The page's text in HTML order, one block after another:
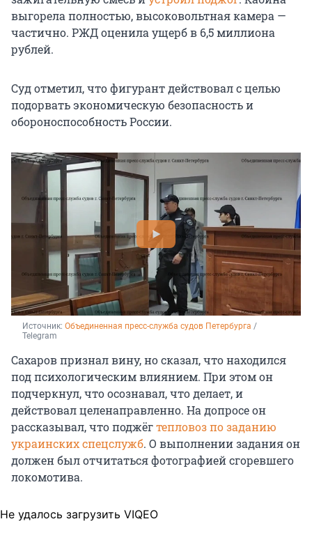
выгорела полностью, высоковольтная камера —
частично. РЖД оценила ущерб в 6,5 миллиона
рублей.
Суд отметил, что фигурант действовал с целью
подорвать экономическую безопасность и
обороноспособность России.
Источник: Объединенная пресс-служба судов Петербурга /
Telegram
Сахаров признал вину, но сказал, что находился
под психологическим влиянием. При этом он
подчеркнул, что осознавал, что делает, и
действовал целенаправленно. На допросе он
рассказывал, что поджёгтепловоз по заданию
украинских спецслужб. О выполнении задания он
должен был отчитаться фотографией сгоревшего
локомотива.
Не удалось загрузить VIQEO